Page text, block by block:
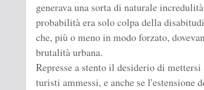
generava una sorta di naturale
probabilità era solo colpa della
che, più o meno in modo forzato,
brutalità urbana.
Represse a stento il desiderio di
turisti ammessi, e anche se l'estensione